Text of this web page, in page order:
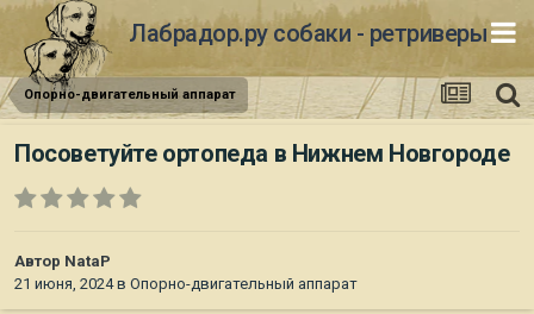
Лабрадор.ру собаки - ретриверы
Опорно-двигательный аппарат
Посоветуйте ортопеда в Нижнем Новгороде
Автор NataP
21 июня, 2024в Опорно-двигательный аппарат